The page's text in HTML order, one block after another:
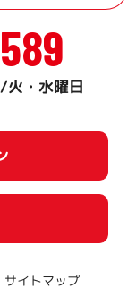
・水曜日
サイトマップ